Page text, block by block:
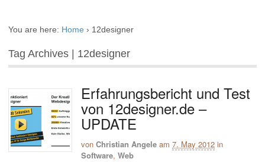
You are here: Home › 12designer
Tag Archives | 12designer
Erfahrungsbericht und Test
von 12designer.de –
UPDATE
von Christian Angele am 7. May 2012 in
Software, Web